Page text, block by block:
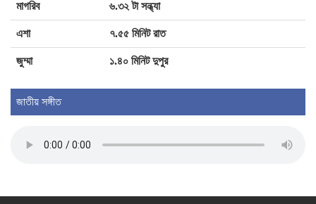
অধিকার থেকে বঞ্চিত করা যাবে না
অরিজিৎ হুট করেই প্লেব্যাক ছাড়েননি : আমাল
মাগরিব ৬.৩২ টা সন্ধ্যা
এশা ৭.৫৫ মিনিট রাত
জুম্মা ১.৪০ মিনিট দুপুর
জাতীয় সঙ্গীত